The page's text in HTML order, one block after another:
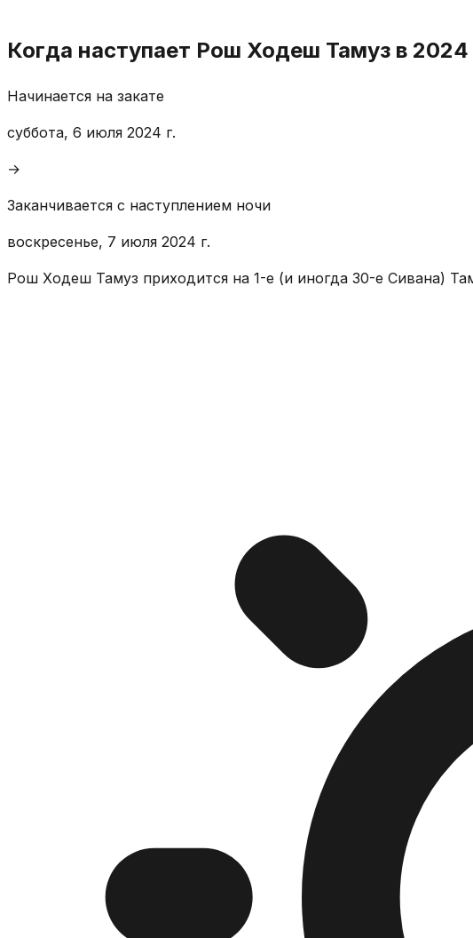
Когда наступает Рош Ходеш Тамуз в 2024
Начинается на закате
суббота, 6 июля 2024 г.
→
Заканчивается с наступлением ночи
воскресенье, 7 июля 2024 г.
Рош Ходеш Тамуз приходится на 1-е (и иногда 30-е Сивана)